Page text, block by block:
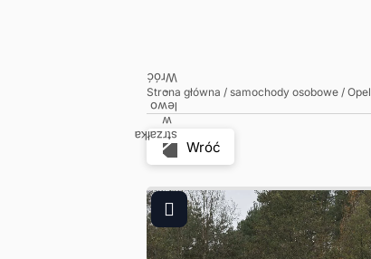
Strona główna / samochody osobowe / Opel
Wróć